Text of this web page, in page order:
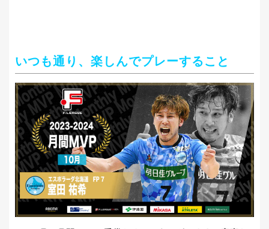
いつも通り、楽しんでプレーすること